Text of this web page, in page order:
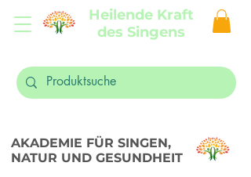
Heilende Kraft
des Singens
AKADEMIE FÜR SINGEN,
NATUR UND GESUNDHEIT